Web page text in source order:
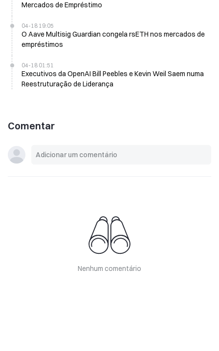
Mercados de Empréstimo
04-18 19:05
O Aave Multisig Guardian congela rsETH nos mercados de
empréstimos
04-18 01:51
Executivos da OpenAI Bill Peebles e Kevin Weil Saem numa
Reestruturação de Liderança
Comentar
Nenhum comentário